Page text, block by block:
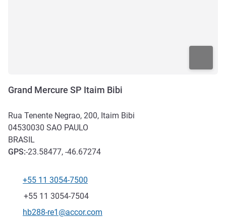
Grand Mercure SP Itaim Bibi
Rua Tenente Negrao, 200, Itaim Bibi
04530030 SAO PAULO
BRASIL
GPS:-23.58477, -46.67274
Telefone
+55 11 3054-7500
Fax
+55 11 3054-7504
E-mail de contato
hb288-re1@accor.com